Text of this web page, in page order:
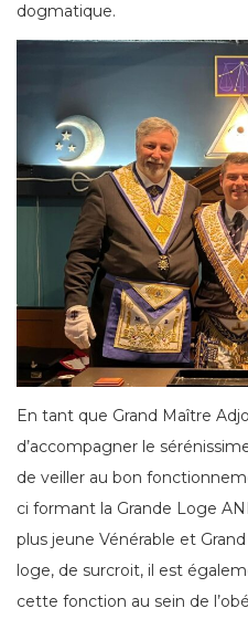
dogmatique.
En tant que Grand Maître
d’accompagner le
de veiller au bon
ci formant la Grande Loge
plus jeune Vénérable et
loge, de surcroit, il est
cette fonction au sein de